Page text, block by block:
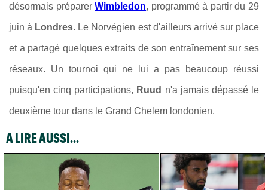
désormais préparerWimbledon, programmé à partir du 29
juin à Londres. Le Norvégien est d'ailleurs arrivé sur place
et a partagé quelques extraits de son entraînement sur ses
réseaux. Un tournoi qui ne lui a pas beaucoup réussi
puisqu'en cinq participations, Ruud n'a jamais dépassé le
deuxième tour dans le Grand Chelem londonien.
A LIRE AUSSI...